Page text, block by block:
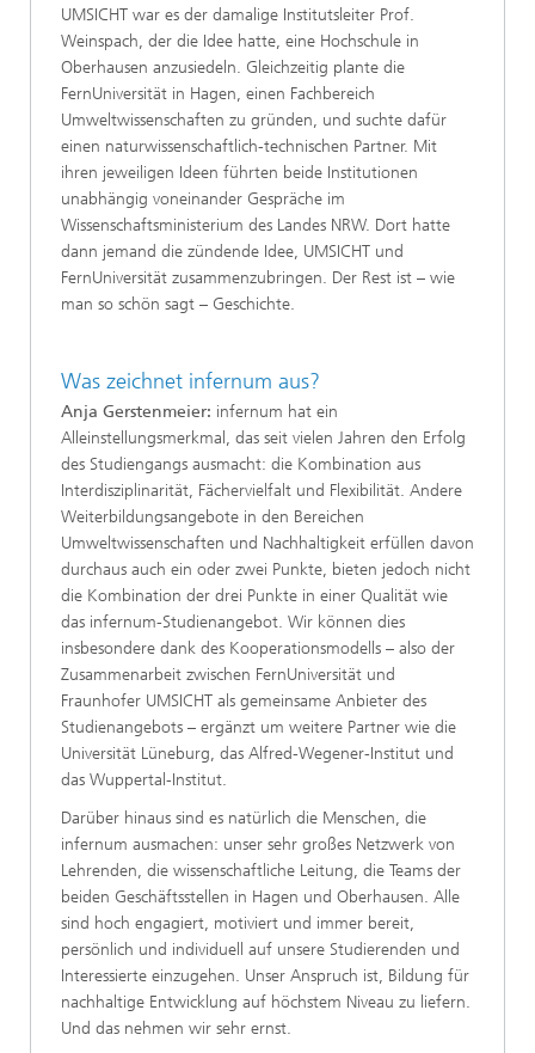
UMSICHT war es der damalige Institutsleiter Prof.
Weinspach, der die Idee hatte, eine Hochschule in
Oberhausen anzusiedeln. Gleichzeitig plante die
FernUniversität in Hagen, einen Fachbereich
Umweltwissenschaften zu gründen, und suchte dafür
einen naturwissenschaftlich-technischen Partner. Mit
ihren jeweiligen Ideen führten beide Institutionen
unabhängig voneinander Gespräche im
Wissenschaftsministerium des Landes NRW. Dort hatte
dann jemand die zündende Idee, UMSICHT und
FernUniversität zusammenzubringen. Der Rest ist – wie
man so schön sagt – Geschichte.
Was zeichnet infernum aus?
Anja Gerstenmeier: infernum hat ein
Alleinstellungsmerkmal, das seit vielen Jahren den Erfolg
des Studiengangs ausmacht: die Kombination aus
Interdisziplinarität, Fächervielfalt und Flexibilität. Andere
Weiterbildungsangebote in den Bereichen
Umweltwissenschaften und Nachhaltigkeit erfüllen davon
durchaus auch ein oder zwei Punkte, bieten jedoch nicht
die Kombination der drei Punkte in einer Qualität wie
das infernum-Studienangebot. Wir können dies
insbesondere dank des Kooperationsmodells – also der
Zusammenarbeit zwischen FernUniversität und
Fraunhofer UMSICHT als gemeinsame Anbieter des
Studienangebots – ergänzt um weitere Partner wie die
Universität Lüneburg, das Alfred-Wegener-Institut und
das Wuppertal-Institut.
Darüber hinaus sind es natürlich die Menschen, die
infernum ausmachen: unser sehr großes Netzwerk von
Lehrenden, die wissenschaftliche Leitung, die Teams der
beiden Geschäftsstellen in Hagen und Oberhausen. Alle
sind hoch engagiert, motiviert und immer bereit,
persönlich und individuell auf unsere Studierenden und
Interessierte einzugehen. Unser Anspruch ist, Bildung für
nachhaltige Entwicklung auf höchstem Niveau zu liefern.
Und das nehmen wir sehr ernst.